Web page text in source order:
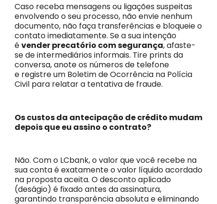
Caso receba mensagens ou ligações suspeitas
envolvendo o seu processo, não envie nenhum
documento, não faça transferências e bloqueie o
contato imediatamente. Se a sua intenção
évender precatório com segurança, afaste-
se de intermediários informais. Tire prints da
conversa, anote os números de telefone
e registre um Boletim de Ocorrência na Polícia
Civil para relatar a tentativa de fraude.
Os custos da antecipação de crédito mudam
depois que eu assino o contrato?
Não. Com o LCbank, o valor que você recebe na
sua conta é exatamente o valor líquido acordado
na proposta aceita. O desconto aplicado
(deságio) é fixado antes da assinatura,
garantindo transparência absoluta e eliminando